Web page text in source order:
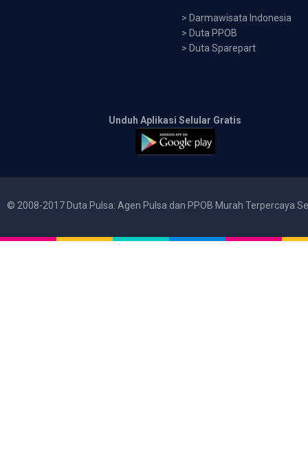
> Darmawisata Indonesia
> Duta PPOB
> Duta Sparepart
Unduh Aplikasi Selular Gratis
© 2008-2017 Duta Pulsa: Agen Pulsa dan PPOB Murah Terpercaya